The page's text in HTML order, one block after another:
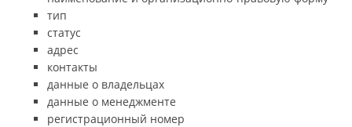
тип
статус
адрес
контакты
данные о владельцах
данные о менеджменте
регистрационный номер